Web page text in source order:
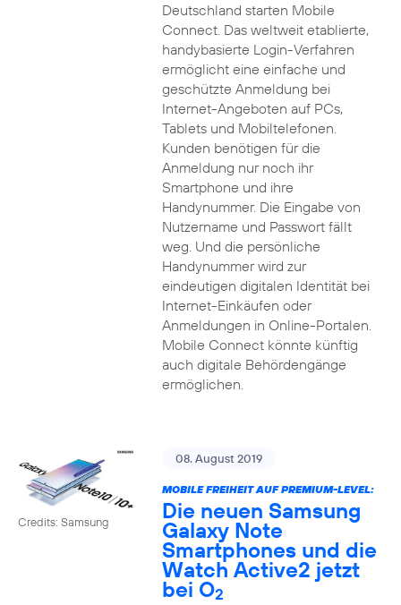
Deutschland starten Mobile
Connect. Das weltweit etablierte,
handybasierte Login-Verfahren
ermöglicht eine einfache und
geschützte Anmeldung bei
Internet-Angeboten auf PCs,
Tablets und Mobiltelefonen.
Kunden benötigen für die
Anmeldung nur noch ihr
Smartphone und ihre
Handynummer. Die Eingabe von
Nutzername und Passwort fällt
weg. Und die persönliche
Handynummer wird zur
eindeutigen digitalen Identität bei
Internet-Einkäufen oder
Anmeldungen in Online-Portalen.
Mobile Connect könnte künftig
auch digitale Behördengänge
ermöglichen.
Credits: Samsung
08. August 2019
MOBILE FREIHEIT AUF PREMIUM-LEVEL:
Die neuen Samsung
Galaxy Note
Smartphones und die
Watch Active2 jetzt
bei O2